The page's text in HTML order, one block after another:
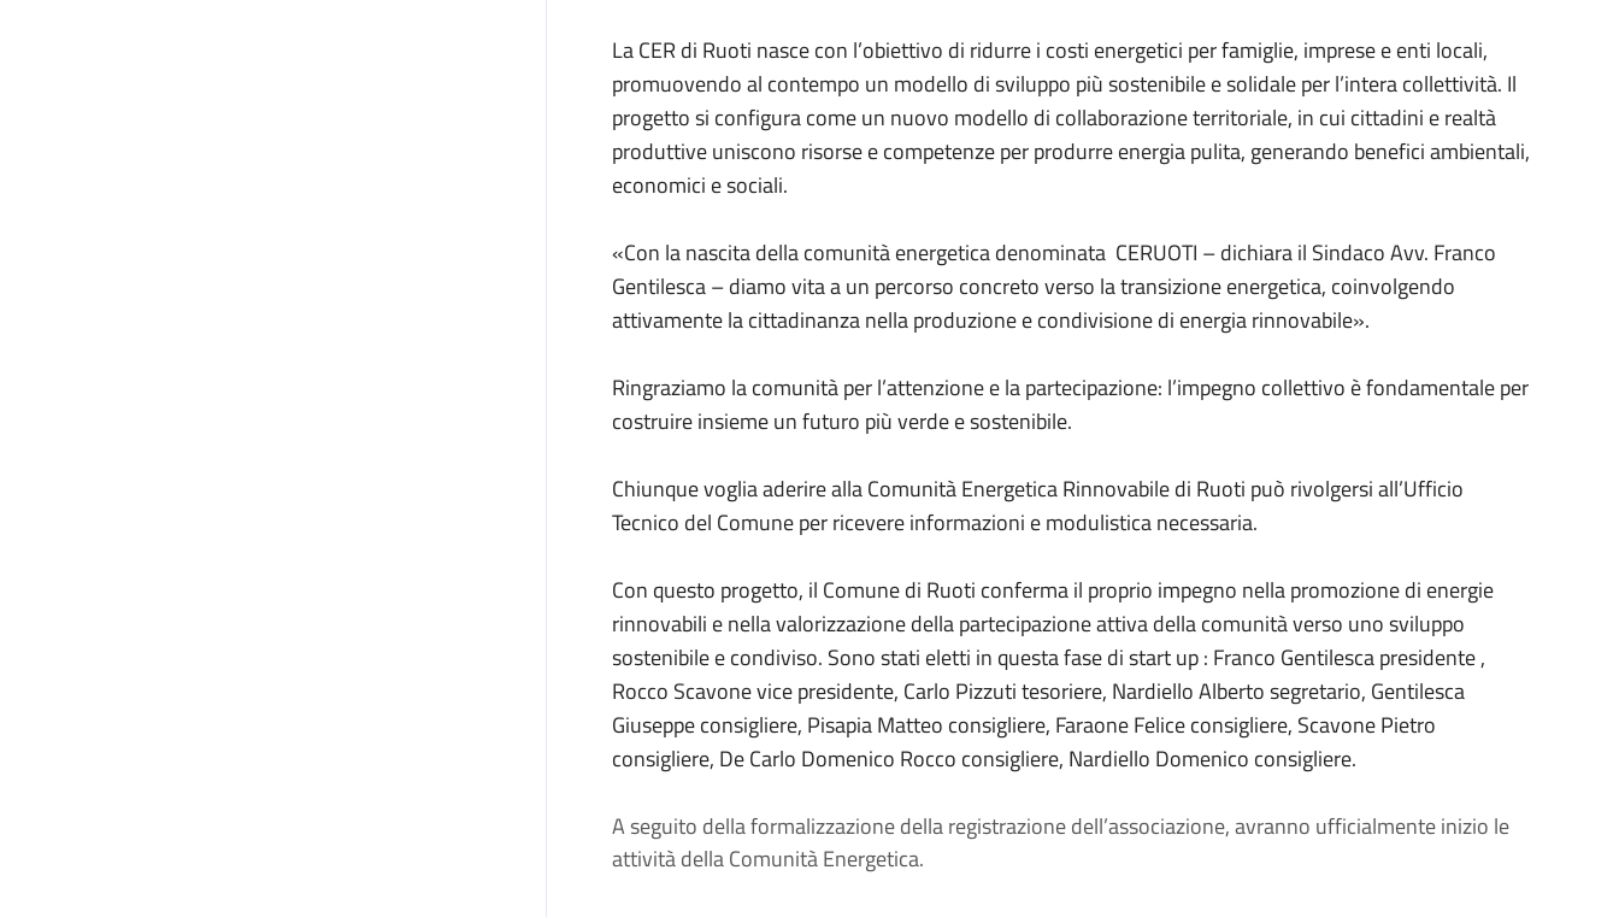
La CER di Ruoti nasce con l’obiettivo di ridurre i costi energetici per famiglie, imprese e enti locali,
promuovendo al contempo un modello di sviluppo più sostenibile e solidale per l’intera collettività. Il
progetto si configura come un nuovo modello di collaborazione territoriale, in cui cittadini e realtà
produttive uniscono risorse e competenze per produrre energia pulita, generando benefici ambientali,
economici e sociali.
«Con la nascita della comunità energetica denominata CERUOTI – dichiara il Sindaco Avv. Franco
Gentilesca – diamo vita a un percorso concreto verso la transizione energetica, coinvolgendo
attivamente la cittadinanza nella produzione e condivisione di energia rinnovabile».
Ringraziamo la comunità per l’attenzione e la partecipazione: l’impegno collettivo è fondamentale per
costruire insieme un futuro più verde e sostenibile.
Chiunque voglia aderire alla Comunità Energetica Rinnovabile di Ruoti può rivolgersi all’Ufficio
Tecnico del Comune per ricevere informazioni e modulistica necessaria.
Con questo progetto, il Comune di Ruoti conferma il proprio impegno nella promozione di energie
rinnovabili e nella valorizzazione della partecipazione attiva della comunità verso uno sviluppo
sostenibile e condiviso. Sono stati eletti in questa fase di start up : Franco Gentilesca presidente ,
Rocco Scavone vice presidente, Carlo Pizzuti tesoriere, Nardiello Alberto segretario, Gentilesca
Giuseppe consigliere, Pisapia Matteo consigliere, Faraone Felice consigliere, Scavone Pietro
consigliere, De Carlo Domenico Rocco consigliere, Nardiello Domenico consigliere.
A seguito della formalizzazione della registrazione dell’associazione, avranno ufficialmente inizio le
attività della Comunità Energetica.